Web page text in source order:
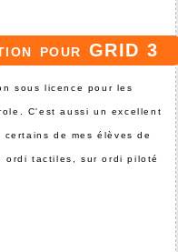
pour GRID 3
sous licence pour les
C'est aussi un excellent
de mes élèves de
ordi tactiles, sur ordi piloté